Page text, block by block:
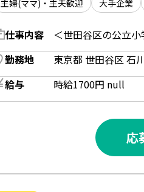
主婦(ママ)・主夫歓迎
大手企業
仕事内容
勤務地
東京都 世田谷区 石
給与
時給1700円 null
応